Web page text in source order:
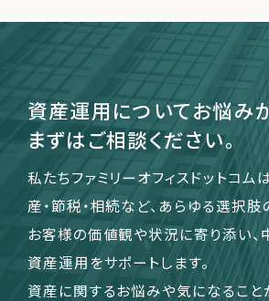
資産運用についてお悩み
まずはご相談ください。
私たちファミリーオフィスドットコム
産・節税・相続など、あらゆる選択肢
お客様の価値観や状況に寄り添い、
資産運用をサポートします。
資産に関するお悩みや気になること